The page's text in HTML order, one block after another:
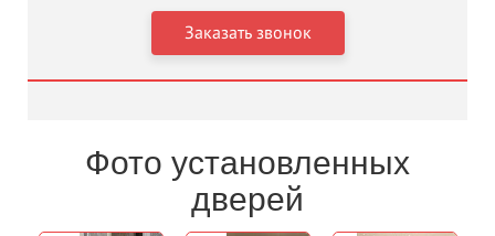
Фото установленных
дверей